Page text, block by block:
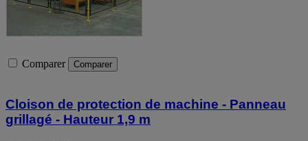
Comparer Comparer
Cloison de protection de machine - Panneau
grillagé - Hauteur 1,9 m